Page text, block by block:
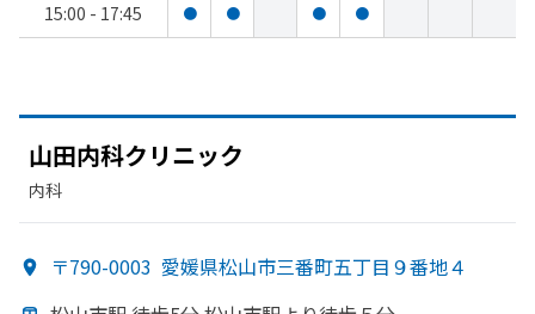
15:00 - 17:45 ● ● ● ●
山田内科クリニック
内科
〒790-0003 愛媛県松山市三番町五丁目９番地４